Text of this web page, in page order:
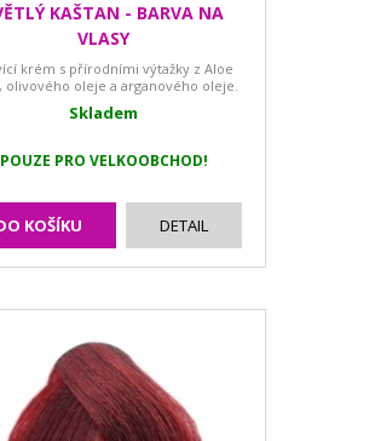
KAŠTAN - BARVA NA
VLASY
krém s přírodními výtažky z Aloe
olivového oleje a arganového oleje.
Skladem
POUZE PRO VELKOOBCHOD!
KOŠÍKU DETAIL